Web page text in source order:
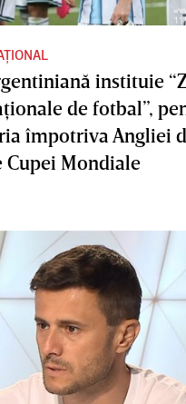
instituie
de fotbal”,
împotriva Angliei
Mondiale